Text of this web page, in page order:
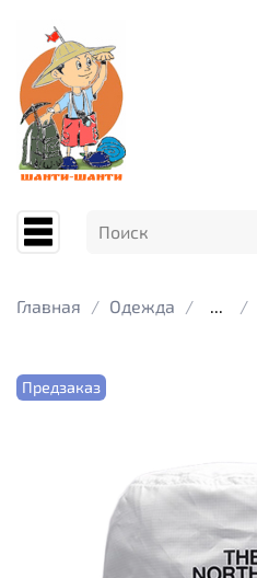
Главная Одежда
Предзаказ